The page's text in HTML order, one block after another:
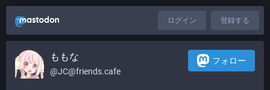
ログイン 登録する
ももな
@JC@friends.cafe
フォロー